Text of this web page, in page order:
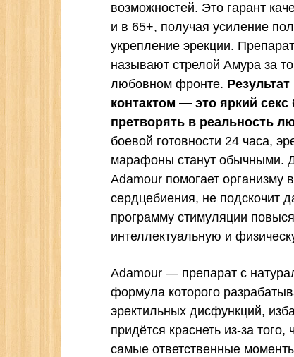
возможностей. Это гарант
и в 65+, получая усиление
укрепление эрекции.
называют стрелой Амура за
любовном фронте.
контактом — это яркий
претворять в реальность
боевой готовности 24 часа,
марафоны станут обычными.
Adamour помогает организму
сердцебиения, не подскочит
программу стимуляции
интеллектуальную и
Adamour — препарат с
формула которого
эректильных дисфункций,
придётся краснеть из-за
самые ответственные